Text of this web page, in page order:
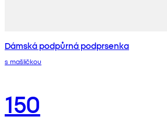
Dámská podpůrná podprsenka
s mašličkou
150